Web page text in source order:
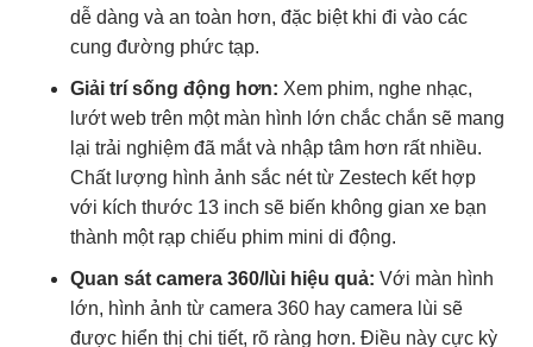
dễ dàng và an toàn hơn, đặc biệt khi đi vào các
cung đường phức tạp.
Giải trí sống động hơn: Xem phim, nghe nhạc,
lướt web trên một màn hình lớn chắc chắn sẽ mang
lại trải nghiệm đã mắt và nhập tâm hơn rất nhiều.
Chất lượng hình ảnh sắc nét từ Zestech kết hợp
với kích thước 13 inch sẽ biến không gian xe bạn
thành một rạp chiếu phim mini di động.
Quan sát camera 360/lùi hiệu quả: Với màn hình
lớn, hình ảnh từ camera 360 hay camera lùi sẽ
được hiển thị chi tiết, rõ ràng hơn. Điều này cực kỳ